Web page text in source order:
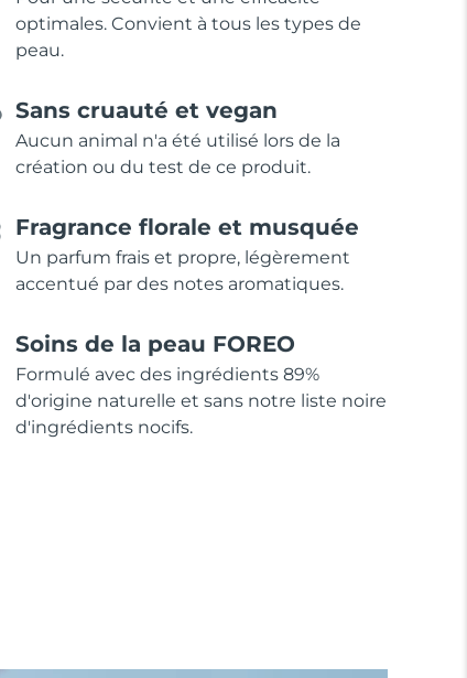
optimales. Convient à tous les types de
peau.
Sans cruauté et vegan
Aucun animal n'a été utilisé lors de la
création ou du test de ce produit.
Fragrance florale et musquée
Un parfum frais et propre, légèrement
accentué par des notes aromatiques.
Soins de la peau FOREO
Formulé avec des ingrédients 89%
d'origine naturelle et sans notre liste noire
d'ingrédients nocifs.